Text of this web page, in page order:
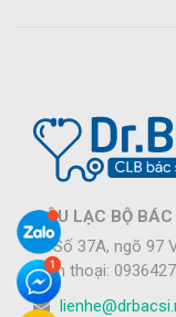
CÂU LẠC BỘ
Số 37A, ngõ 97
Điện thoại: